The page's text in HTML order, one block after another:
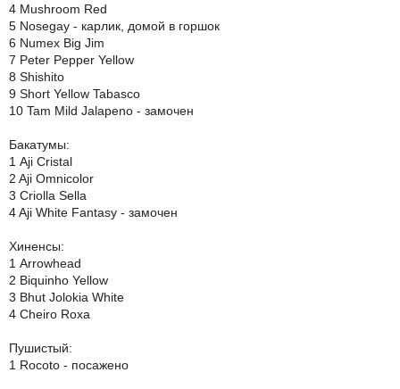
4 Mushroom Red
5 Nosegay - карлик, домой в горшок
6 Numex Big Jim
7 Peter Pepper Yellow
8 Shishito
9 Short Yellow Tabasco
10 Tam Mild Jalapeno - замочен
Бакатумы:
1 Aji Cristal
2 Aji Omnicolor
3 Criolla Sella
4 Aji White Fantasy - замочен
Хиненсы:
1 Arrowhead
2 Biquinho Yellow
3 Bhut Jolokia White
4 Cheiro Roxa
Пушистый:
1 Rocoto - посажено